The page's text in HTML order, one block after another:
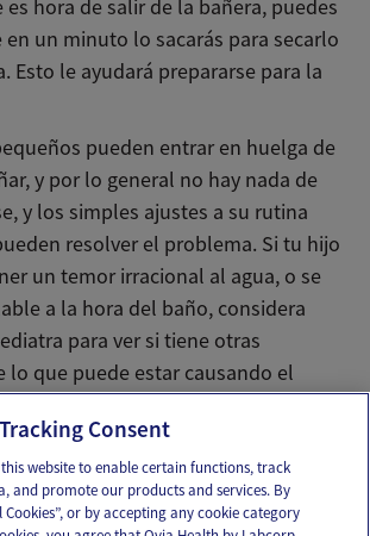
es hora de salir de la bañera, puedes
en un minuto lo sacarás para secarlo
Esto le ayudará prepararse para la
pueden entrar en huelga de
y por lo general no hay nada de
y los simples ajustes a su rutina
resolver el problema. Si tu hijo
un temor irracional al agua, o se
a la hora del baño, considera
para ver si tiene otras
lo que puede estar causando el
Consent
this website to enable certain functions, track
and promote our products and services. By
Cookies”, or by accepting any cookie category